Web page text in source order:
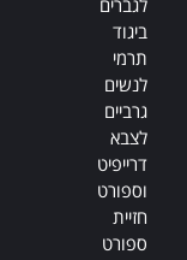
לגברים
ביגוד
תרמי
לנשים
גרביים
לצבא
דרייפיט
וספורט
חזיית
ספורט